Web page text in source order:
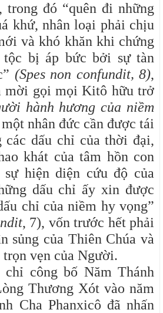
đó “quên đi những
khứ, nhân loại phải chịu
và khó khăn khi chứng
tộc bị áp bức bởi sự tàn
(Spes non confundit, 8),
mời gọi mọi Kitô hữu trở
hành hương của niềm
nhân đức cần được tái
các dấu chỉ của thời đại,
khát của tâm hồn con
hiện diện cứu độ của
dấu chỉ ấy xin được
chỉ của niềm hy vọng”
, 7), vốn trước hết phải
sủng của Thiên Chúa và
vẹn của Người.
chỉ công bố Năm Thánh
Thương Xót vào năm
Cha Phanxicô đã nhấn